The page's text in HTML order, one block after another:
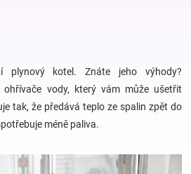
plynový kotel. Znáte jeho výhody?
vody, který vám může ušetřit
tak, že předává teplo ze spalin zpět do
méně paliva.